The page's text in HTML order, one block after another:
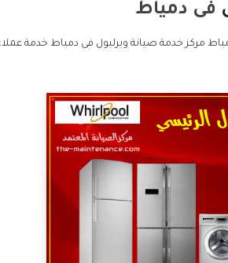
فى دمياط
مركز خدمة صيانة ويرلبول فى دمياط خدمة